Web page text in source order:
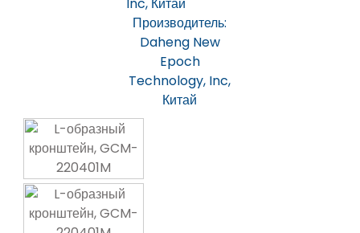
Производитель:
Daheng New
Epoch
Technology, Inc,
Китай